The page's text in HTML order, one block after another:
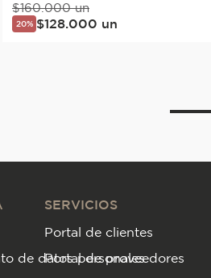
$160.000 un
20% $128.000 un
de datos personales
SERVICIOS
Portal de clientes
Portal de proveedores